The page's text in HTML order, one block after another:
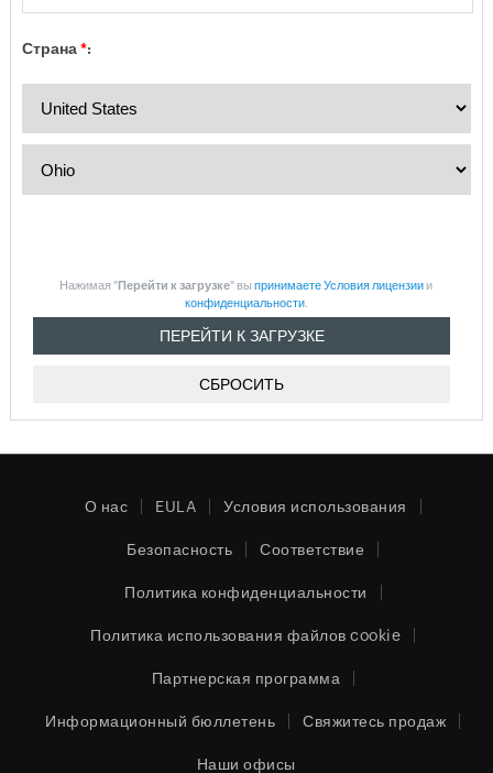
Страна*:
Нажимая "Перейти к загрузке" выпринимаете Условия лицензии и
конфиденциальности.
О нас EULA Условия использования
Безопасность Соответствие
Политика конфиденциальности
Политика использования файлов cookie
Партнерская программа
Информационный бюллетень Свяжитесь продаж
Наши офисы